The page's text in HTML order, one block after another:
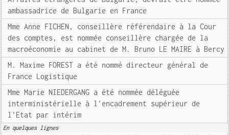
ambassadrice de Bulgarie en France
Mme Anne FICHEN, conseillère référendaire à la Cour
des comptes, est nommée conseillère chargée de la
macroéconomie au cabinet de M. Bruno LE MAIRE à Bercy
M. Maxime FOREST a été nommé directeur général de
France Logistique
Mme Marie NIEDERGANG a été nommée déléguée
interministérielle à l'encadrement supérieur de
l'Etat par intérim
En quelques lignes